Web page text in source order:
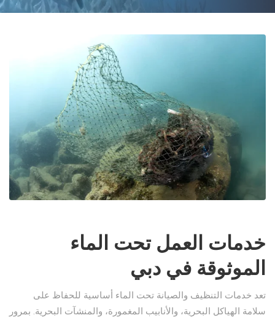
خدمات العمل تحت الماء
الموثوقة في دبي
تعد خدمات التنظيف والصيانة تحت الماء أساسية للحفاظ على
سلامة الهياكل البحرية، والأنابيب المغمورة، والمنشآت البحرية. بمرور